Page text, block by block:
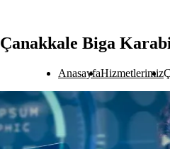
Çanakkale Biga
AnasayfaHizmetlerimiz